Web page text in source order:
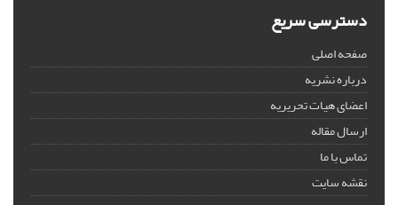
دسترسی سریع
صفحه اصلی
درباره نشریه
اعضای هیات تحریریه
ارسال مقاله
تماس با ما
نقشه سایت